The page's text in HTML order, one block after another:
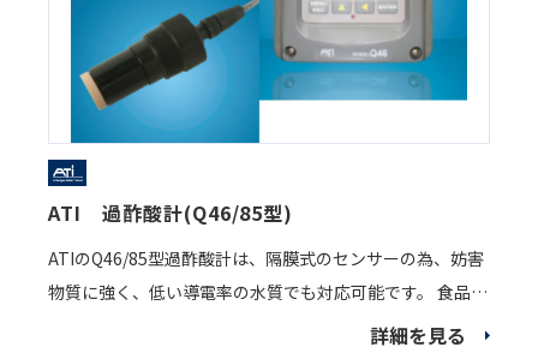
ATI 過酢酸計(Q46/85型)
ATIのQ46/85型過酢酸計は、隔膜式のセンサーの為、妨害
物質に強く、低い導電率の水質でも対応可能です。 食品工
業の配管の洗浄、過酢酸(PAA)生産設備の消毒、食品の洗
詳細を見る